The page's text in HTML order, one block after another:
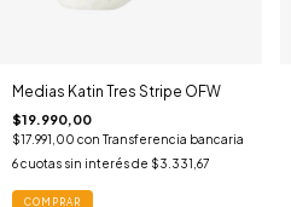
Medias Katin Tres Stripe OFW
$19.990,00
$17.991,00 con Transferencia bancaria
6cuotas sin interés de $3.331,67
COMPRAR